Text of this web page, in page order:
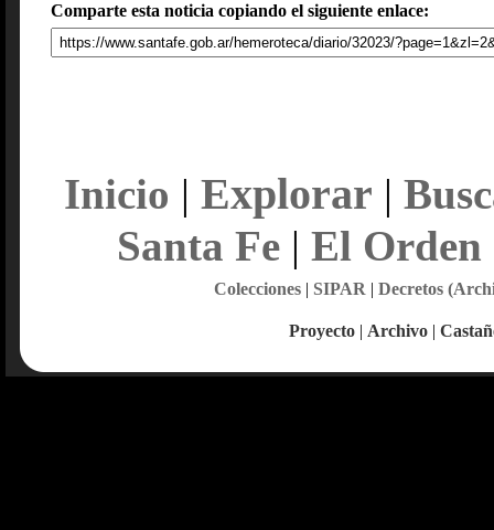
Comparte esta noticia copiando el siguiente enlace:
Inicio | Explorar |
Santa Fe| El Orden
Colecciones| SIPAR | Decretos
Proyecto | Archivo |